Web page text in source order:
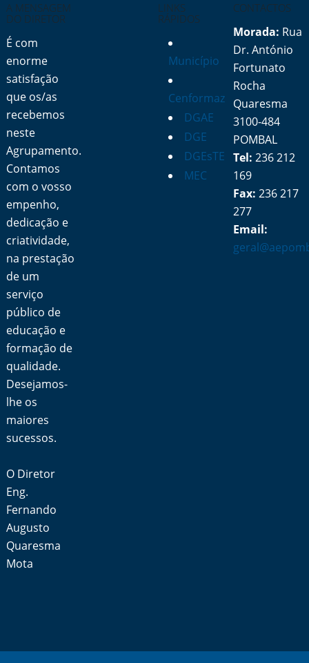
A MENSAGEM
DO DIRETOR
É com
enorme
satisfação
que os/as
recebemos
neste
Agrupamento.
Contamos
com o vosso
empenho,
dedicação e
criatividade,
na prestação
de um
serviço
público de
educação e
formação de
qualidade.
Desejamos-
lhe os
maiores
sucessos.
O Diretor
Eng.
Fernando
Augusto
Quaresma
Mota
LINKS
RÁPIDOS
Município
Cenformaz
DGAE
DGE
DGEsTE
MEC
CONTACTOS
Morada: Rua
Dr. António
Fortunato
Rocha
Quaresma
3100-484
POMBAL
Tel: 236 212
169
Fax: 236 217
277
Email: